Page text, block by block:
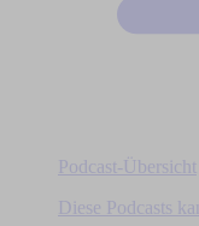
Podcast-Übersicht
Diese Podcasts